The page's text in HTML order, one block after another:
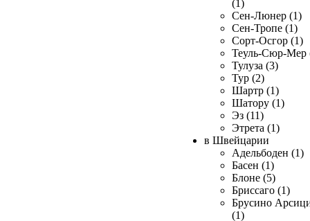
(1)
Сен-Люнер (1)
Сен-Тропе (1)
Сорт-Осгор (1)
Теуль-Сюр-Мер
Тулуза (3)
Тур (2)
Шартр (1)
Шатору (1)
Эз (11)
Этрета (1)
в Швейцарии
Адельбоден (1)
Басен (1)
Блоне (5)
Бриссаго (1)
Брусино
(1)